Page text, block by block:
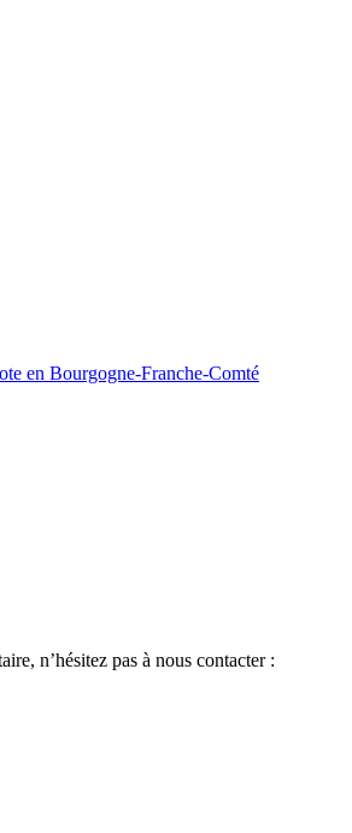
en Bourgogne-Franche-Comté
n’hésitez pas à nous contacter :